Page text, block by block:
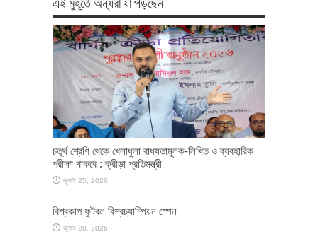
চতুর্থ শ্রেণি থেকে খেলাধুলা বাধ্যতামূলক-লিখিত ও ব্যবহারিক
পরীক্ষা থাকবে : ক্রীড়া প্রতিমন্ত্রী
জুলাই 25, 2026
বিশ্বকাপ ফুটবল বিশ্বচ্যাম্পিয়ন স্পেন
জুলাই 20, 2026